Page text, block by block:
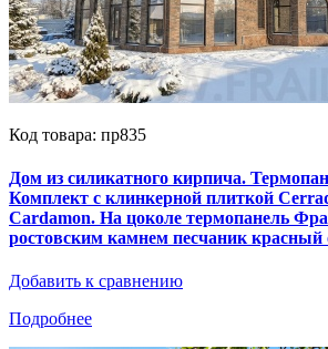
Код товара: пр835
Дом из силикатного кирпича.
Комплект с клинкерной плиткой
Cardamon. На цоколе термопанель
ростовским камнем песчаник
Добавить к сравнению
Подробнее